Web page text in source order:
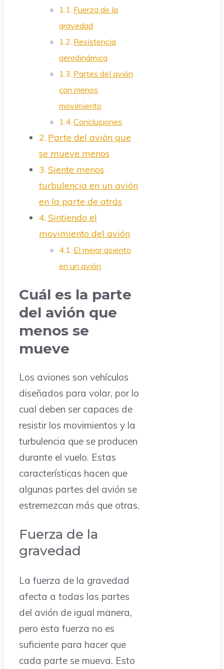
Fuerza de la
gravedad
Resistencia
aerodinámica
Partes del avión
con menos
movimiento
Conclusiones
Parte del avión que
se mueve menos
Siente menos
turbulencia en un avión
en la parte de atrás
Sintiendo el
movimiento del avión
El mejor asiento
en un avión
Cuál es la parte
del avión que
menos se
mueve
Los aviones son vehículos
diseñados para volar, por lo
cual deben ser capaces de
resistir los movimientos y la
turbulencia que se producen
durante el vuelo. Estas
características hacen que
algunas partes del avión se
estremezcan más que otras.
Fuerza de la
gravedad
La fuerza de la gravedad
afecta a todas las partes
del avión de igual manera,
pero esta fuerza no es
suficiente para hacer que
cada parte se mueva. Esto